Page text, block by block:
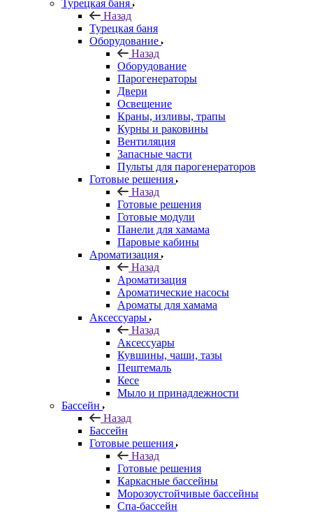
Турецкая баня
Назад
Турецкая баня
Оборудование
Назад
Оборудование
Парогенераторы
Двери
Освещение
Краны, изливы, трапы
Курны и раковины
Вентиляция
Запасные части
Пульты для парогенераторов
Готовые решения
Назад
Готовые решения
Готовые модули
Панели для хамама
Паровые кабины
Ароматизация
Назад
Ароматизация
Ароматические насосы
Ароматы для хамама
Аксессуары
Назад
Аксессуары
Кувшины, чаши, тазы
Пештемаль
Кесе
Мыло и принадлежности
Бассейн
Назад
Бассейн
Готовые решения
Назад
Готовые решения
Каркасные бассейны
Морозоустойчивые бассейны
Спа-бассейн